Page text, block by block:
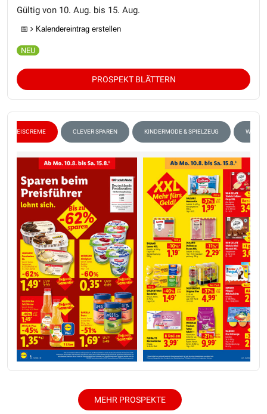
Gültig von 10. Aug. bis 15. Aug.
📅 Kalendereintrag erstellen
PROSPEKT BLÄTTERN
EISCREME CLEVER SPAREN KINDERMODE & SPIELZEUG
MEHR PROSPEKTE